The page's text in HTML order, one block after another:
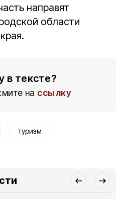
направят
области
в тексте?
на ссылку
туризм